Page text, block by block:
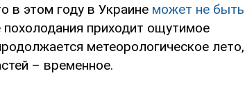
в этом году в Украине может не быть
похолодания приходит ощутимое
метеорологическое
– временное.